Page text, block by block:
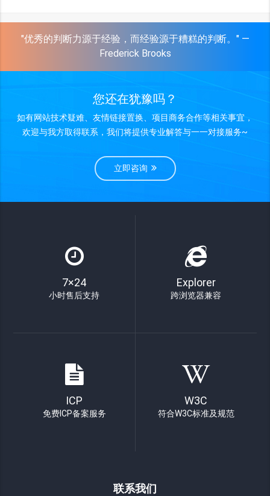
"优秀的判断力源于经验，而经验源于糟糕的判断。" —
Frederick Brooks
您还在犹豫吗？
如有网站技术疑难、友情链接置换、项目商务合作等相关事宜，
欢迎与我方取得联系，我们将提供专业解答与一一对接服务~
立即咨询
7×24
小时售后支持
Explorer
跨浏览器兼容
ICP
免费ICP备案服务
W3C
符合W3C标准及规范
联系我们